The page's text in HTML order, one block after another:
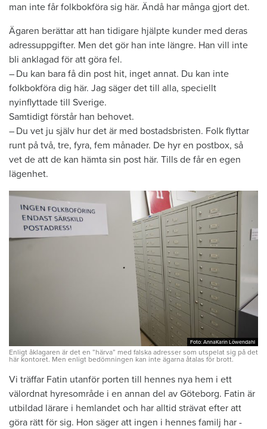
man inte får folkbokföra sig här. Ändå har många gjort det.
Ägaren berättar att han tidigare hjälpte kunder med deras
adressuppgifter. Men det gör han inte längre. Han vill inte
bli anklagad för att göra fel.
– Du kan bara få din post hit, inget ­annat. Du kan inte
folkbokföra dig här. Jag säger det till alla, speciellt
nyinflyttade till Sverige.
Samtidigt förstår han behovet.
– Du vet ju själv hur det är med bostadsbristen. Folk flyttar
runt på två, tre, fyra, fem månader. De hyr en postbox, så
vet de att de kan hämta sin post här. Tills de får en egen
lägenhet.
Foto: AnnaKarin Löwendahl
Foto: AnnaKarin Löwendahl
Enligt åklagaren är det en ”härva” med falska adresser som utspelat sig på det
här kontoret. Men enligt bedömningen kan inte ägarna åtalas för brott.
Vi träffar Fatin utanför porten till hennes nya hem i ett
välordnat hyresområde i en annan del av Göteborg. Fatin är
utbildad lärare i hemlandet och har alltid strävat efter att
göra rätt för sig. Hon ­säger att ingen i hennes familj har ­